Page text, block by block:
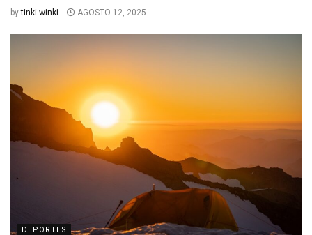
by tinki winki AGOSTO 12, 2025
DEPORTES